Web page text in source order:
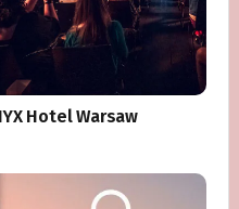
Hotel Warsaw